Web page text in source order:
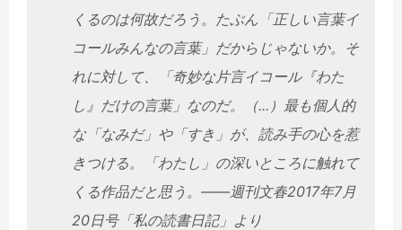
くるのは何故だろう。たぶん「正しい言葉イ
コールみんなの言葉」だからじゃないか。そ
れに対して、「奇妙な片言イコール『わた
し』だけの言葉」なのだ。（...）最も個人的
な「なみだ」や「すき」が、読み手の心を惹
きつける。「わたし」の深いところに触れて
くる作品だと思う。――週刊文春2017年7月
20日号「私の読書日記」より